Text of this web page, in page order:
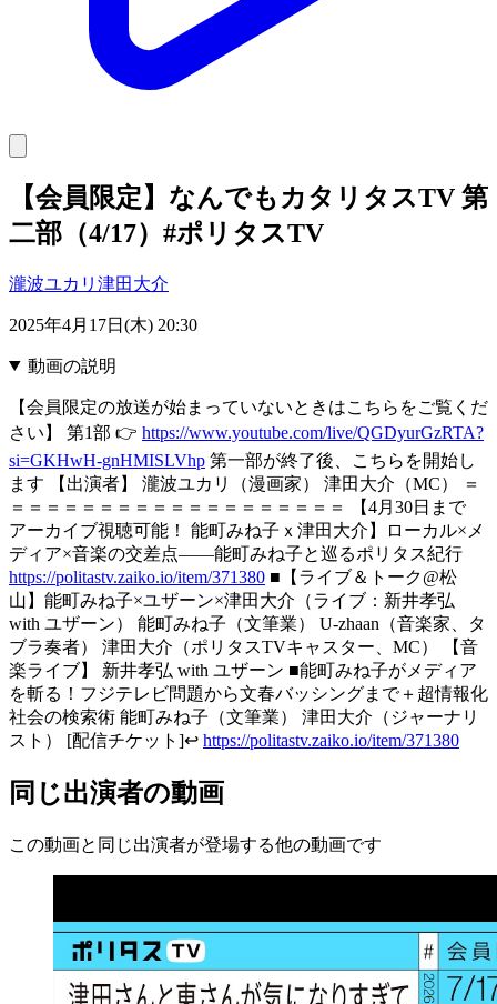
【会員限定】なんでもカタリタスTV 第
二部（4/17）#ポリタスTV
瀧波ユカリ 津田大介
2025年4月17日(木) 20:30
動画の説明
【会員限定の放送が始まっていないときはこちらをご覧くだ
さい】 第1部 👉 https://www.youtube.com/live/QGDyurGzRTA?
si=GKHwH-gnHMISLVhp 第一部が終了後、こちらを開始し
ます 【出演者】 瀧波ユカリ（漫画家） 津田大介（MC） ＝
＝＝＝＝＝＝＝＝＝＝＝＝＝＝＝＝＝＝＝ 【4月30日まで
アーカイブ視聴可能！ 能町みね子ｘ津田大介】ローカル×メ
ディア×音楽の交差点――能町みね子と巡るポリタス紀行
https://politastv.zaiko.io/item/371380 ■【ライブ＆トーク@松
山】能町みね子×ユザーン×津田大介（ライブ：新井孝弘
with ユザーン） 能町みね子（文筆業） U-zhaan（音楽家、タ
ブラ奏者） 津田大介（ポリタスTVキャスター、MC） 【音
楽ライブ】 新井孝弘 with ユザーン ■能町みね子がメディア
を斬る！フジテレビ問題から文春バッシングまで＋超情報化
社会の検索術 能町みね子（文筆業） 津田大介（ジャーナリ
スト） [配信チケット]↩ https://politastv.zaiko.io/item/371380
同じ出演者の動画
この動画と同じ出演者が登場する他の動画です